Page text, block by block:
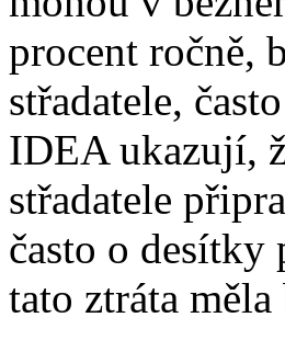
procent ročně,
střadatele,
IDEA ukazují,
střadatele
často o desítky
tato ztráta